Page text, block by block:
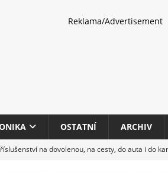
Reklama/Advertisement
OSTATNÍ ARCHIV
na dovolenou, na cesty, do auta i do